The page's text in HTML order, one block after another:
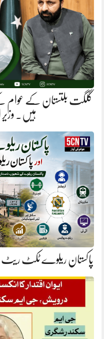
گلگت بلتستان کے عوام کے
ہیں.
پاکستان ریلوے ٹکٹ ریٹ